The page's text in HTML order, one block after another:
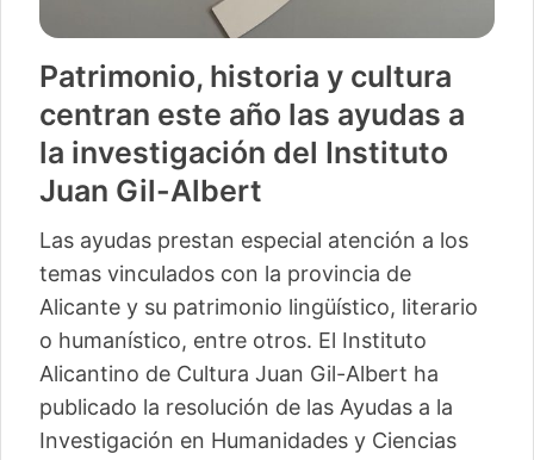
Patrimonio, historia y cultura
centran este año las ayudas a
la investigación del Instituto
Juan Gil-Albert
Las ayudas prestan especial atención a los
temas vinculados con la provincia de
Alicante y su patrimonio lingüístico, literario
o humanístico, entre otros. El Instituto
Alicantino de Cultura Juan Gil-Albert ha
publicado la resolución de las Ayudas a la
Investigación en Humanidades y Ciencias